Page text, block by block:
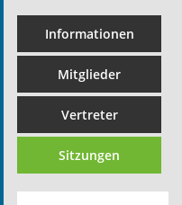
Informationen
Mitglieder
Vertreter
Sitzungen